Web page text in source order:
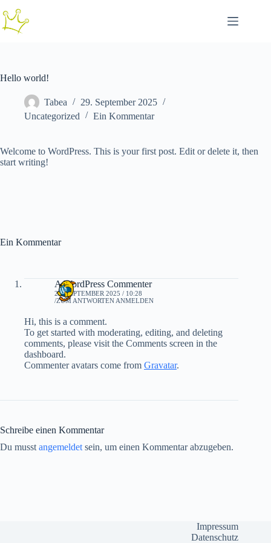
Inhalt
springen
Hello world!
Tabea
29. September 2025
Uncategorized
Ein Kommentar
Welcome to WordPress. This is your first post. Edit or delete it, then
start writing!
Ein Kommentar
A WordPress Commenter
29. SEPTEMBER 2025 / 10:28
ZUM ANTWORTEN ANMELDEN
Hi, this is a comment.
To get started with moderating, editing, and deleting
comments, please visit the Comments screen in the
dashboard.
Commenter avatars come from Gravatar.
Schreibe einen Kommentar
Du musst angemeldet sein, um einen Kommentar abzugeben.
Impressum
Datenschutz